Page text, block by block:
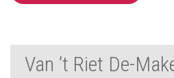
Van ’t Riet De-